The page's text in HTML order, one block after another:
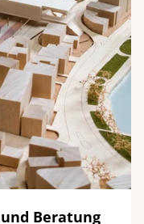
Beratung